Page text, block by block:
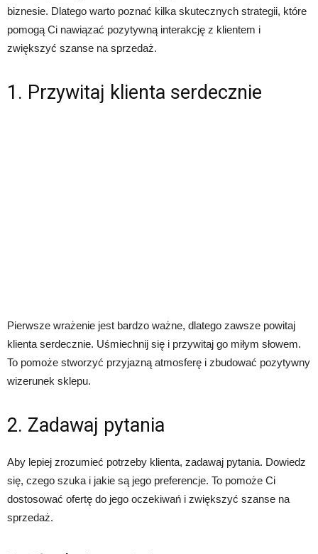
biznesie. Dlatego warto poznać kilka skutecznych strategii, które
pomogą Ci nawiązać pozytywną interakcję z klientem i
zwiększyć szanse na sprzedaż.
1. Przywitaj klienta serdecznie
Pierwsze wrażenie jest bardzo ważne, dlatego zawsze powitaj
klienta serdecznie. Uśmiechnij się i przywitaj go miłym słowem.
To pomoże stworzyć przyjazną atmosferę i zbudować pozytywny
wizerunek sklepu.
2. Zadawaj pytania
Aby lepiej zrozumieć potrzeby klienta, zadawaj pytania. Dowiedz
się, czego szuka i jakie są jego preferencje. To pomoże Ci
dostosować ofertę do jego oczekiwań i zwiększyć szanse na
sprzedaż.